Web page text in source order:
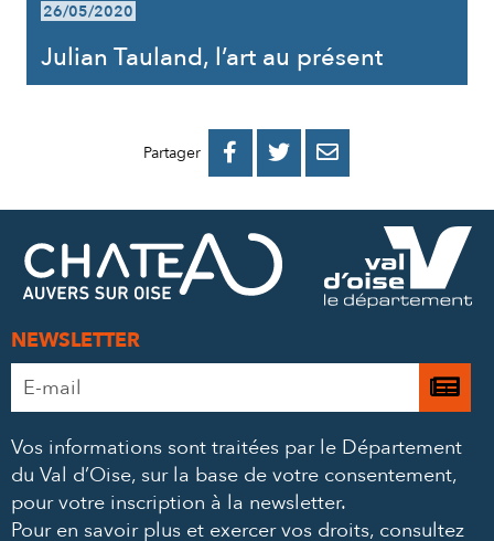
26/05/2020
Julian Tauland, l’art au présent
Partager 
PARTAGER
FACEBOOK
PARTAGER
PARTAGER
MAIL
NEWSLETTER
Adresse
e-
*
Je
à
Vos informations sont traitées par le Département
du Val d’Oise, sur la base de votre consentement,
pour votre inscription à la newsletter.
Pour en savoir plus et exercer vos droits, consultez